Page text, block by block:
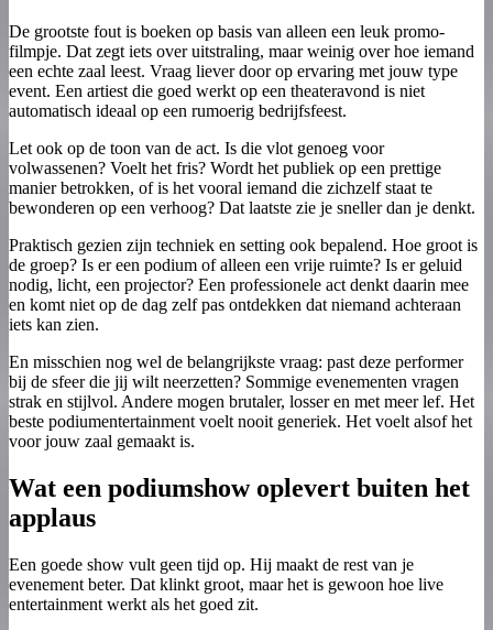
De grootste fout is boeken op basis van alleen een leuk promo-
filmpje. Dat zegt iets over uitstraling, maar weinig over hoe iemand
een echte zaal leest. Vraag liever door op ervaring met jouw type
event. Een artiest die goed werkt op een theateravond is niet
automatisch ideaal op een rumoerig bedrijfsfeest.
Let ook op de toon van de act. Is die vlot genoeg voor
volwassenen? Voelt het fris? Wordt het publiek op een prettige
manier betrokken, of is het vooral iemand die zichzelf staat te
bewonderen op een verhoog? Dat laatste zie je sneller dan je denkt.
Praktisch gezien zijn techniek en setting ook bepalend. Hoe groot is
de groep? Is er een podium of alleen een vrije ruimte? Is er geluid
nodig, licht, een projector? Een professionele act denkt daarin mee
en komt niet op de dag zelf pas ontdekken dat niemand achteraan
iets kan zien.
En misschien nog wel de belangrijkste vraag: past deze performer
bij de sfeer die jij wilt neerzetten? Sommige evenementen vragen
strak en stijlvol. Andere mogen brutaler, losser en met meer lef. Het
beste podiumentertainment voelt nooit generiek. Het voelt alsof het
voor jouw zaal gemaakt is.
Wat een podiumshow oplevert buiten het
applaus
Een goede show vult geen tijd op. Hij maakt de rest van je
evenement beter. Dat klinkt groot, maar het is gewoon hoe live
entertainment werkt als het goed zit.